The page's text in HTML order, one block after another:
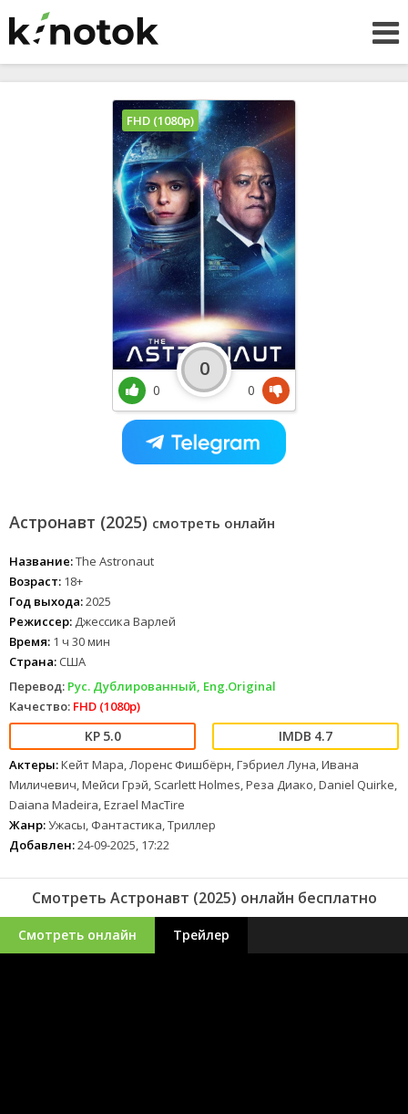
Астронавт (2025) смотреть онлайн
Название:The Astronaut
Возраст: 18+
Год выхода:2025
Режиссер: Джессика Варлей
Время: 1 ч 30 мин
Страна: США
Перевод: Рус. Дублированный, Eng.Original
Качество: FHD (1080p)
5.0 4.7
Актеры:Кейт Мара, Лоренс Фишбёрн, Гэбриел Луна, Ивана
Миличевич, Мейси Грэй, Scarlett Holmes, Реза Диако, Daniel Quirke,
Daiana Madeira, Ezrael MacTire
Жанр:Ужасы, Фантастика, Триллер
Добавлен:24-09-2025, 17:22
FHD (1080p)
0
0
0
Смотреть Астронавт (2025) онлайн бесплатно
Смотреть онлайн Трейлер